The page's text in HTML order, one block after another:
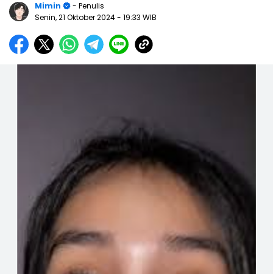
Mimin
- Penulis
Senin, 21 Oktober 2024- 19:33 WIB